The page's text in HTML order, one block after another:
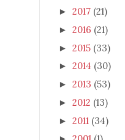
► 2017 (21)
► 2016 (21)
► 2015 (33)
► 2014 (30)
► 2013 (53)
► 2012 (13)
► 2011 (34)